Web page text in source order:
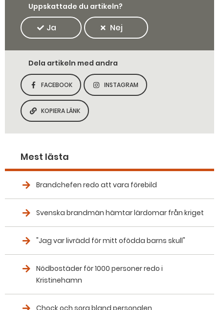
Uppskattade du artikeln?
Ja Nej
Dela artikeln med andra
DELA SIDAN PÅ
FACEBOOK
DELA SIDAN PÅ
INSTAGRAM
KOPIERA SIDANS LÄNK
KOPIERA LÄNK
Mest lästa
Brandchefen redo att vara förebild
Svenska brandmän hämtar lärdomar från kriget
"Jag var livrädd för mitt ofödda barns skull"
Nödbostäder för 1000 personer redo i
Kristinehamn